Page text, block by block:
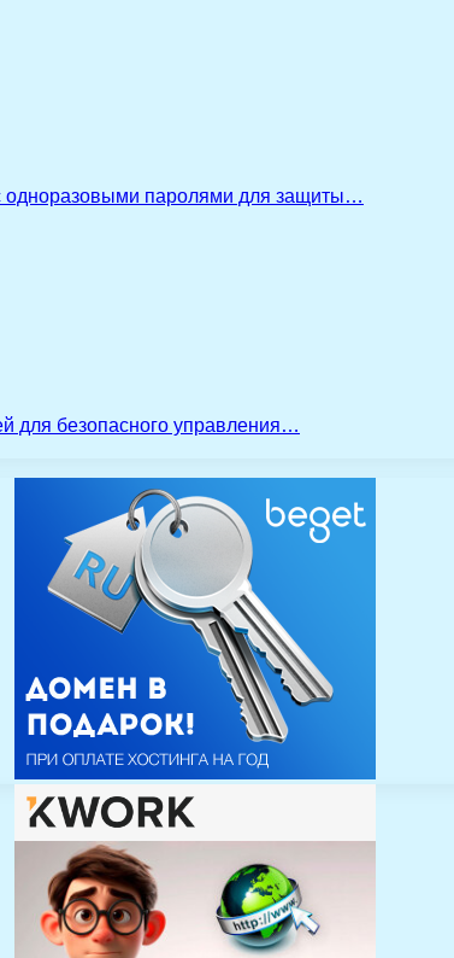
одноразовыми паролями для защиты…
для безопасного управления…